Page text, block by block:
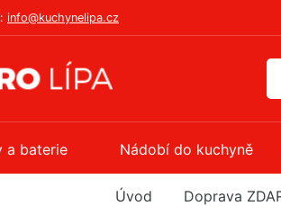
info@kuchynelipa.cz
a baterie Nádobí do kuchyně
Úvod Doprava